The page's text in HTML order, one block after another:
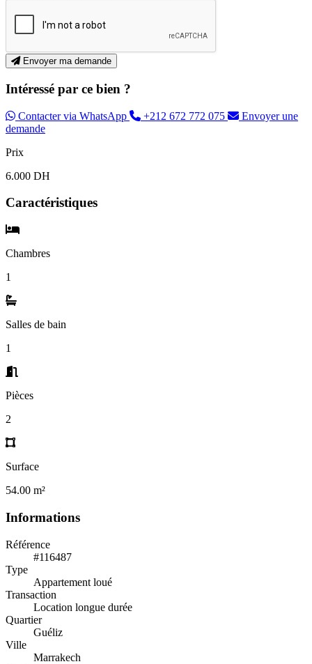
Envoyer ma demande
Intéressé par ce bien ?
Contacter via WhatsApp +212 672 772 075
Envoyer une
demande
Prix
6.000 DH
Caractéristiques
Chambres
1
Salles de bain
1
Pièces
2
Surface
54.00 m²
Informations
Référence
#116487
Type
Appartement loué
Transaction
Location longue durée
Quartier
Guéliz
Ville
Marrakech